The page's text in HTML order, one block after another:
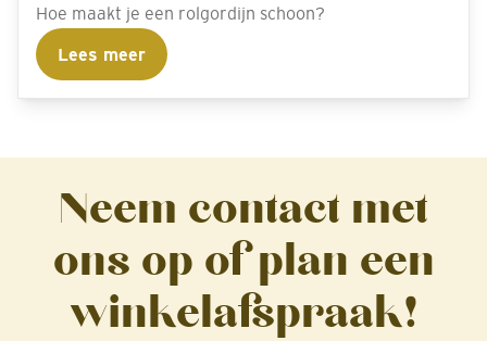
Hoe maakt je een rolgordijn schoon?
Lees meer
Neem contact met
ons op of plan een
winkelafspraak!